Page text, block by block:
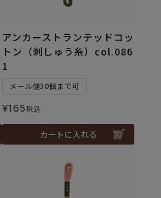
アンカーストランテッドコッ
トン（刺しゅう糸）col.086
1
メール便30個まで可
¥165税込
カートに入れる